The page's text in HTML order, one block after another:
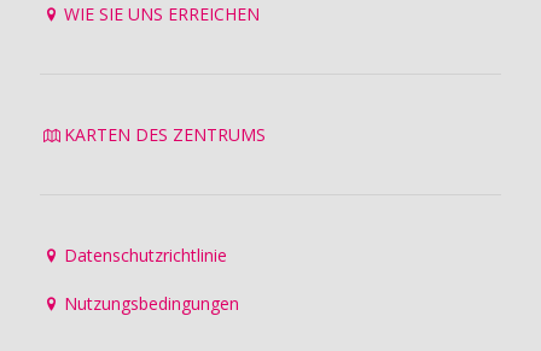
WIE SIE UNS ERREICHEN
KARTEN DES ZENTRUMS
Datenschutzrichtlinie
Nutzungsbedingungen